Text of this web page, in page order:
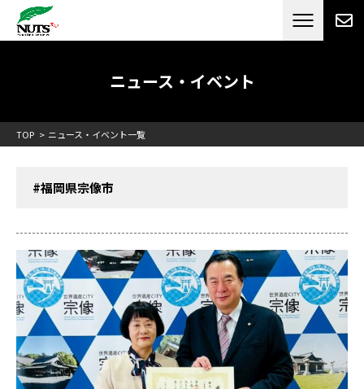
日本最大級のキャンピングカーメーカー
RV[テレビCM放送]
ニュース・イベント
TOP ニュース・イベント一覧
#福岡県宗像市